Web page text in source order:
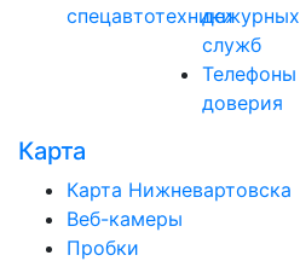
спецавтотехникидежурных
служб
Телефоны
доверия
Карта
Карта Нижневартовска
Веб-камеры
Пробки